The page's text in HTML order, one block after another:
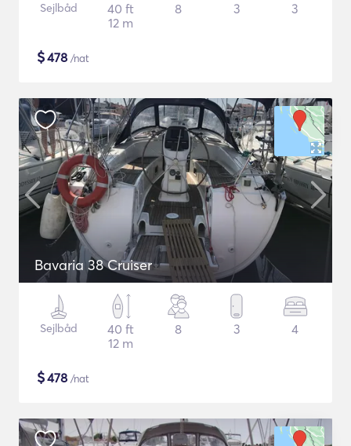
Sejlbåd
40 ft
12 m
8 3 3
$478 /nat
Bavaria 38 Cruiser
Sejlbåd
40 ft
12 m
8 3 4
$478 /nat